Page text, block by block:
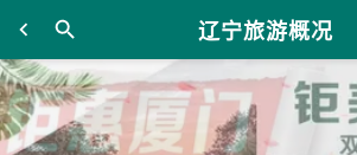
辽宁旅游概况